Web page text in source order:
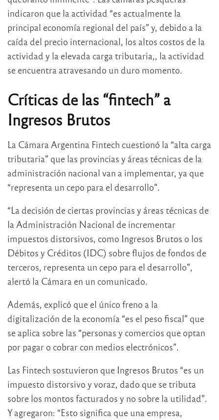
indicaron que la actividad “es actualmente la
principal economía regional del país” y, debido a la
caída del precio internacional, los altos costos de la
actividad y la elevada carga tributaria,, la actividad
se encuentra atravesando un duro momento.
Críticas de las “fintech” a
Ingresos Brutos
La Cámara Argentina Fintech cuestionó la “alta carga
tributaria” que las provincias y áreas técnicas de la
administración nacional van a implementar, ya que
“representa un cepo para el desarrollo”.
“La decisión de ciertas provincias y áreas técnicas de
la Administración Nacional de incrementar
impuestos distorsivos, como Ingresos Brutos o los
Débitos y Créditos (IDC) sobre flujos de fondos de
terceros, representa un cepo para el desarrollo”,
alertó la Cámara en un comunicado.
Además, explicó que el único freno a la
digitalización de la economía “es el peso fiscal” que
se aplica sobre las “personas y comercios que optan
por pagar o cobrar con medios electrónicos”.
Las Fintech sostuvieron que Ingresos Brutos “es un
impuesto distorsivo y voraz, dado que se tributa
sobre los montos facturados y no sobre la utilidad”.
Y agregaron: “Esto significa que una empresa,